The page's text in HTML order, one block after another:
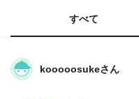
すべて
kooooosukeさん